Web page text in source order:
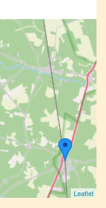
Leaflet